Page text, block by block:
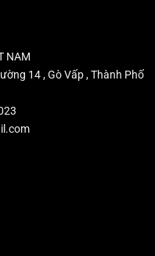
NAM
14 , Gò Vấp , Thành Phố